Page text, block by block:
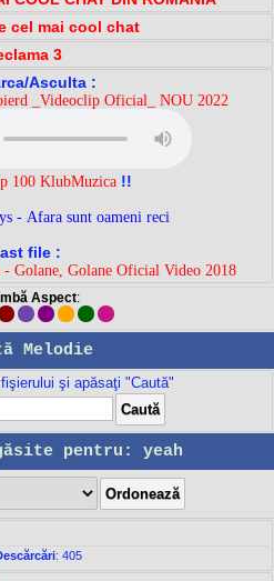
cel mai cool chat
3
Asculta :
_Videoclip Oficial_ NOU 2022
100 KlubMuzica !!
- Afara sunt oameni reci
file :
- Golane, Golane Oficial Video 2018
Aspect:
Melodie
şi apăsaţi "Caută"
pentru: yeah
: 405